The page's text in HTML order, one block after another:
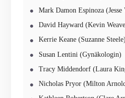
Mark Damon Espinoza (Jesse
David Hayward (Kevin
Kerrie Keane (Suzanne Steele)
Susan Lentini (Gynäkologin)
Tracy Middendorf (Laura
Nicholas Pryor (Milton